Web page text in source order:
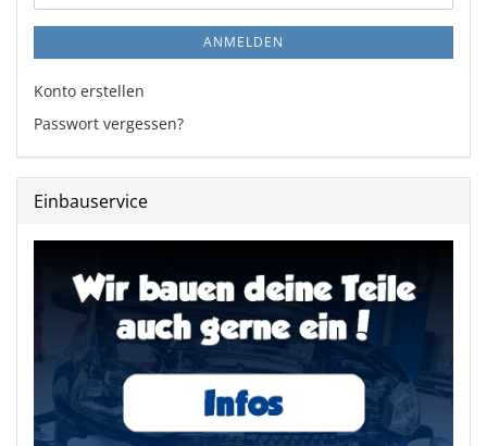
ANMELDEN
Konto erstellen
Passwort vergessen?
Einbauservice